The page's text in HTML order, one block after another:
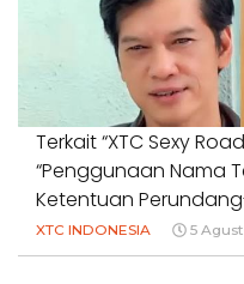
Terkait “XTC Sexy
“Penggunaan Nama
Ketentuan
XTC INDONESIA 5